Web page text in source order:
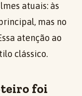
atuais: às
mas no
atenção ao
clássico.
foi